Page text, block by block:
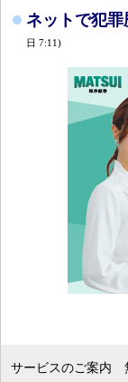
ネットで犯
日 7:11)
サービスのご案内